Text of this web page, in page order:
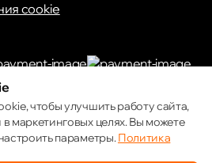
cookie
– 2026 ECOM
чтобы улучшить работу сайта,
маркетинговых целях. Вы можете
параметры.Политика